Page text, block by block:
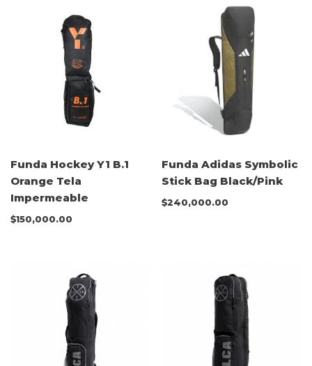
Funda Hockey Y1 B.1
Orange Tela
Impermeable
$150,000.00
Funda Adidas Symbolic
Stick Bag Black/Pink
$240,000.00